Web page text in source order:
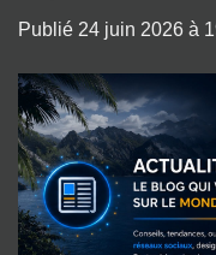
Publié 24 juin 2026 à